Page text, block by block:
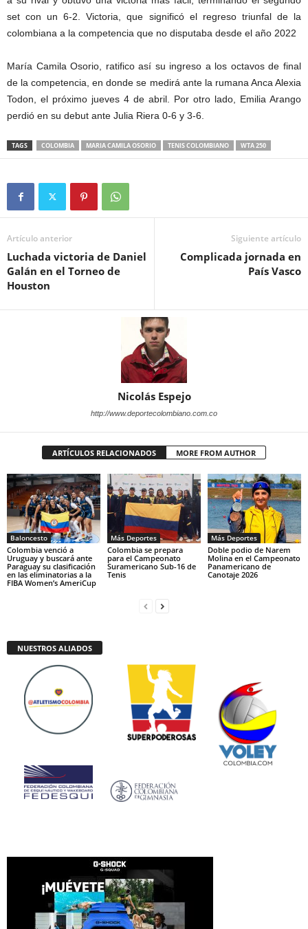
set con un 6-2. Victoria, que significó el regreso triunfal de la
colombiana a la competencia que no disputaba desde el año 2022
María Camila Osorio, ratifico así su ingreso a los octavos de final
de la competencia, en donde se medirá ante la rumana Anca Alexia
Todon, el próximo jueves 4 de abril. Por otro lado, Emilia Arango
perdió en su debut ante Julia Riera 0-6 y 3-6.
TAGS COLOMBIA MARIA CAMILA OSORIO TENIS COLOMBIANO WTA 250
Artículo anterior
Luchada victoria de Daniel
Galán en el Torneo de
Houston
Siguiente artículo
Complicada jornada en
País Vasco
Nicolás Espejo
http://www.deportecolombiano.com.co
ARTÍCULOS RELACIONADOS MORE FROM AUTHOR
Baloncesto
Colombia venció a
Uruguay y buscará ante
Paraguay su clasificación
en las eliminatorias a la
FIBA Women’s AmeriCup
Más Deportes
Colombia se prepara
para el Campeonato
Suramericano Sub-16 de
Tenis
Más Deportes
Doble podio de Narem
Molina en el Campeonato
Panamericano de
Canotaje 2026
NUESTROS ALIADOS